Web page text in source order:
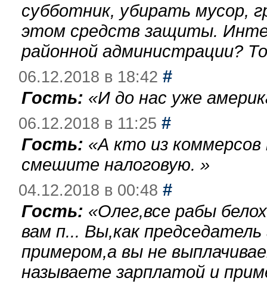
субботник, убирать мусор,
этом средств защиты.
районной администрации?
06.12.2018 в 18:42 #
Гость: «И до нас уже
06.12.2018 в 11:25 #
Гость: «А кто из
смешите налоговую. »
04.12.2018 в 00:48 #
Гость: «Олег,все рабы
вам п... Вы,как
примером,а вы не
называете зарплатой и